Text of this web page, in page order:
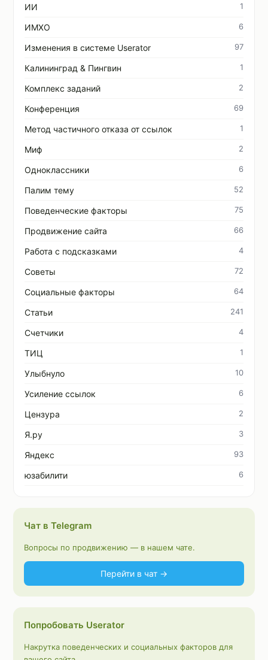
ИИ 1
ИМХО 6
Изменения в системе Userator 97
Калининград & Пингвин 1
Комплекс заданий 2
Конференция 69
Метод частичного отказа от ссылок 1
Миф 2
Одноклассники 6
Палим тему 52
Поведенческие факторы 75
Продвижение сайта 66
Работа с подсказками 4
Советы 72
Социальные факторы 64
Статьи 241
Счетчики 4
ТИЦ 1
Улыбнуло 10
Усиление ссылок 6
Цензура 2
Я.ру 3
Яндекс 93
юзабилити 6
Чат в Telegram
Вопросы по продвижению — в нашем чате.
Перейти в чат →
Попробовать Userator
Накрутка поведенческих и социальных факторов для